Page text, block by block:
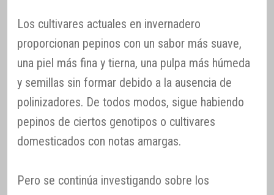
Los cultivares actuales en invernadero
proporcionan pepinos con un sabor más suave,
una piel más fina y tierna, una pulpa más húmeda
y semillas sin formar debido a la ausencia de
polinizadores. De todos modos, sigue habiendo
pepinos de ciertos genotipos o cultivares
domesticados con notas amargas.
Pero se continúa investigando sobre los